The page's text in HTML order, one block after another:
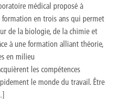
médical proposé à
en trois ans qui permet
de la biologie, de la chimie et
à une formation alliant théorie,
en milieu
les compétences
le monde du travail. Être